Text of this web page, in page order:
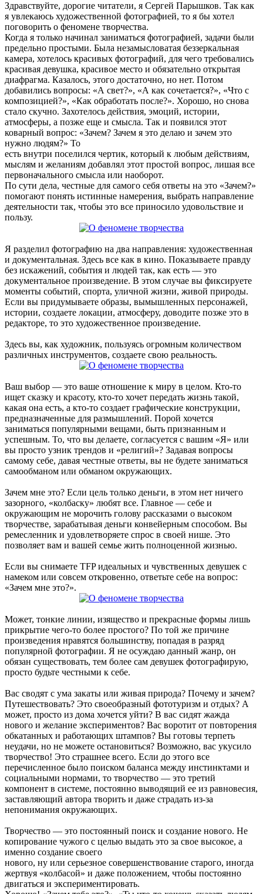
Здравствуйте, дорогие читатели, я Сергей Парышков. Так как
я увлекаюсь художественной фотографией, то я бы хотел
поговорить о феномене творчества.
Когда я только начинал заниматься фотографией, задачи были
предельно простыми. Была незамысловатая беззеркальная
камера, хотелось красивых фотографий, для чего требовались
красивая девушка, красивое место и обязательно открытая
диафрагма. Казалось, этого достаточно, но нет. Потом
добавились вопросы: «А свет?», «А как сочетается?», «Что с
композицией?», «Как обработать после?». Хорошо, но снова
стало скучно. Захотелось действия, эмоций, истории,
атмосферы, а позже еще и смысла. Так и появился этот
коварный вопрос: «Зачем? Зачем я это делаю и зачем это
нужно людям?» То
есть внутри поселился чертик, который к любым действиям,
мыслям и желаниям добавлял этот простой вопрос, лишая все
первоначального смысла или наоборот.
По сути дела, честные для самого себя ответы на это «Зачем?»
помогают понять истинные намерения, выбрать направление
деятельности так, чтобы это все приносило удовольствие и
пользу.
Я разделил фотографию на два направления: художественная
и документальная. Здесь все как в кино. Показываете правду
без искажений, события и людей так, как есть — это
документальное произведение. В этом случае вы фиксируете
моменты событий, спорта, уличной жизни, живой природы.
Если вы придумываете образы, вымышленных персонажей,
истории, создаете локации, атмосферу, доводите позже это в
редакторе, то это художественное произведение.
Здесь вы, как художник, пользуясь огромным количеством
различных инструментов, создаете свою реальность.
Ваш выбор — это ваше отношение к миру в целом. Кто-то
ищет сказку и красоту, кто-то хочет передать жизнь такой,
какая она есть, а кто-то создает графические конструкции,
предназначенные для размышлений. Порой хочется
заниматься популярными вещами, быть признанным и
успешным. То, что вы делаете, согласуется с вашим «Я» или
вы просто узник трендов и «религий»? Задавая вопросы
самому себе, давая честные ответы, вы не будете заниматься
самообманом или обманом окружающих.
Зачем мне это? Если цель только деньги, в этом нет ничего
зазорного, «колбаску» любят все. Главное — себе и
окружающим не морочить голову рассказами о высоком
творчестве, зарабатывая деньги конвейерным способом. Вы
ремесленник и удовлетворяете спрос в своей нише. Это
позволяет вам и вашей семье жить полноценной жизнью.
Если вы снимаете TFP идеальных и чувственных девушек с
намеком или совсем откровенно, ответьте себе на вопрос:
«Зачем мне это?».
Может, тонкие линии, изящество и прекрасные формы лишь
прикрытие чего-то более простого? По той же причине
произведения нравятся большинству, попадая в разряд
популярной фотографии. Я не осуждаю данный жанр, он
обязан существовать, тем более сам девушек фотографирую,
просто будьте честными к себе.
Вас сводят с ума закаты или живая природа? Почему и зачем?
Путешествовать? Это своеобразный фототуризм и отдых? А
может, просто из дома хочется уйти? В вас сидят жажда
нового и желание экспериментов? Вас воротит от повторения
обкатанных и работающих штампов? Вы готовы терпеть
неудачи, но не можете остановиться? Возможно, вас укусило
творчество! Это страшнее всего. Если до этого все
перечисленное было поиском баланса между инстинктами и
социальными нормами, то творчество — это третий
компонент в системе, постоянно выводящий ее из равновесия,
заставляющий автора творить и даже страдать из-за
непонимания окружающих.
Творчество — это постоянный поиск и создание нового. Не
копирование чужого с целью выдать это за свое высокое, а
именно создание своего
нового, ну или серьезное совершенствование старого, иногда
жертвуя «колбасой» и даже положением, чтобы постоянно
двигаться и экспериментировать.